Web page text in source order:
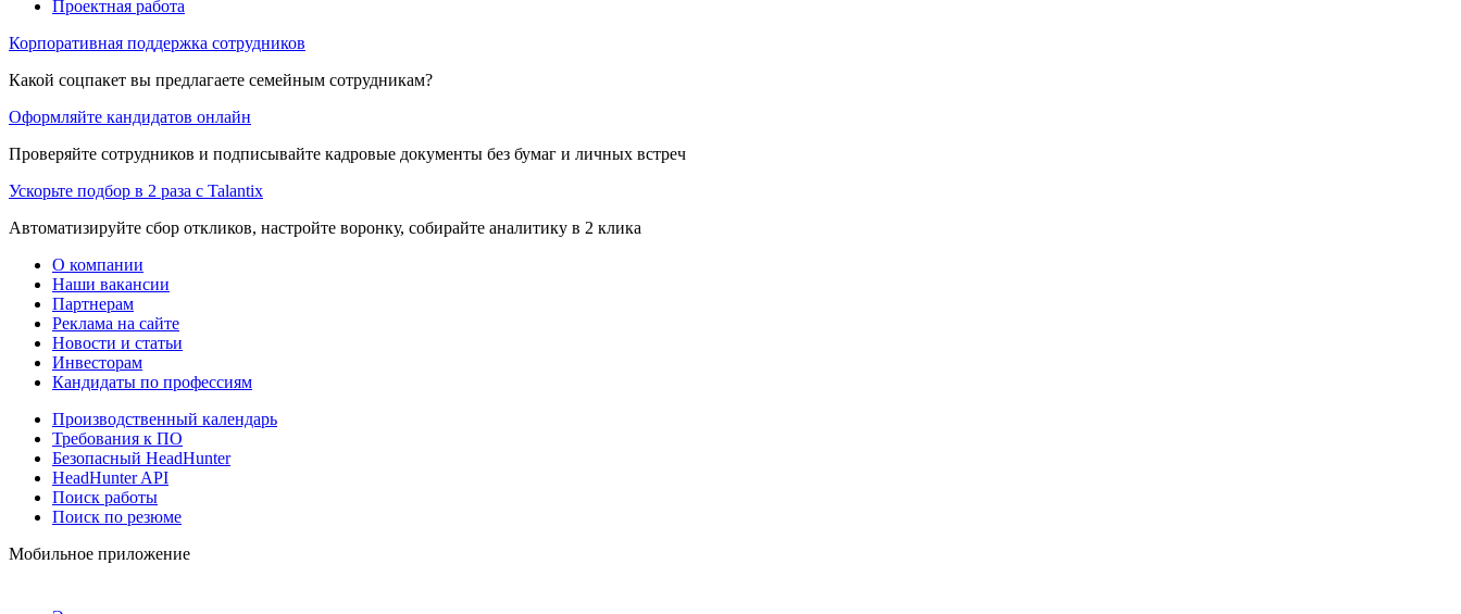
Проектная работа
Корпоративная поддержка сотрудников
Какой соцпакет вы предлагаете семейным сотрудникам?
Оформляйте кандидатов онлайн
Проверяйте сотрудников и подписывайте кадровые документы без бумаг и личных встреч
Ускорьте подбор в 2 раза с Talantix
Автоматизируйте сбор откликов, настройте воронку, собирайте аналитику в 2 клика
О компании
Наши вакансии
Партнерам
Реклама на сайте
Новости и статьи
Инвесторам
Кандидаты по профессиям
Производственный календарь
Требования к ПО
Безопасный HeadHunter
HeadHunter API
Поиск работы
Поиск по резюме
Мобильное приложение